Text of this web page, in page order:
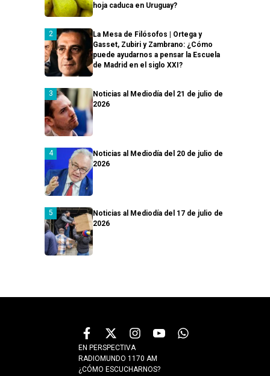
hoja caduca en Uruguay?
La Mesa de Filósofos | Ortega y
Gasset, Zubiri y Zambrano: ¿Cómo
puede ayudarnos a pensar la Escuela
de Madrid en el siglo XXI?
Noticias al Mediodía del 21 de julio de
2026
Noticias al Mediodía del 20 de julio de
2026
Noticias al Mediodía del 17 de julio de
2026
EN PERSPECTIVA
RADIOMUNDO 1170 AM
¿CÓMO ESCUCHARNOS?